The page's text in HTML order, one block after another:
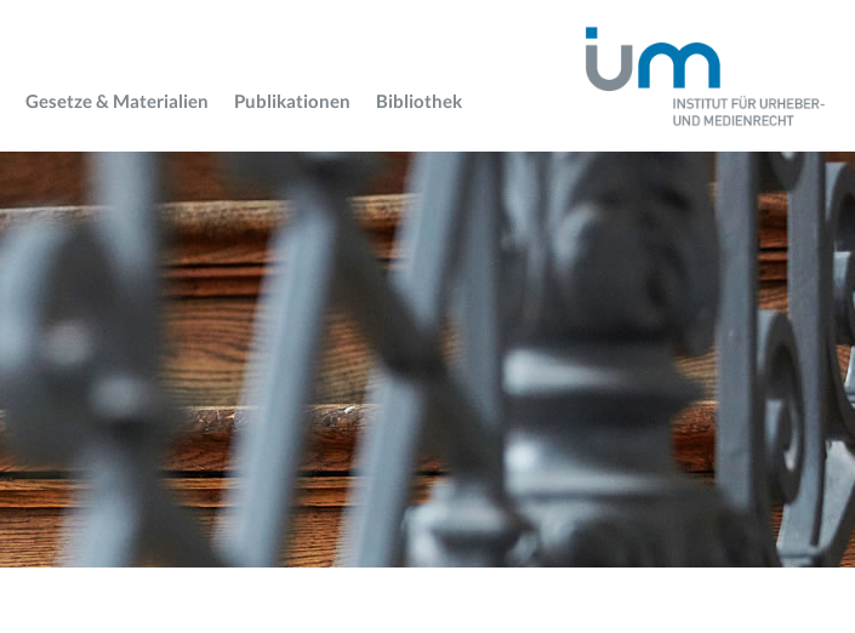
Gesetze & Materialien Publikationen Bibliothek